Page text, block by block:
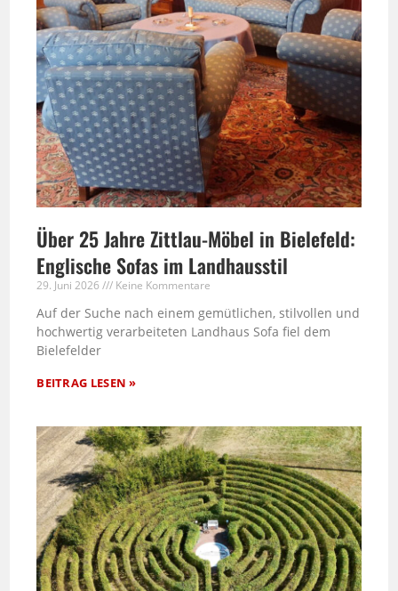
Über 25 Jahre Zittlau-Möbel in Bielefeld:
Englische Sofas im Landhausstil
29. Juni 2026 Keine Kommentare
Auf der Suche nach einem gemütlichen, stilvollen und
hochwertig verarbeiteten Landhaus Sofa fiel dem
Bielefelder
BEITRAG LESEN »